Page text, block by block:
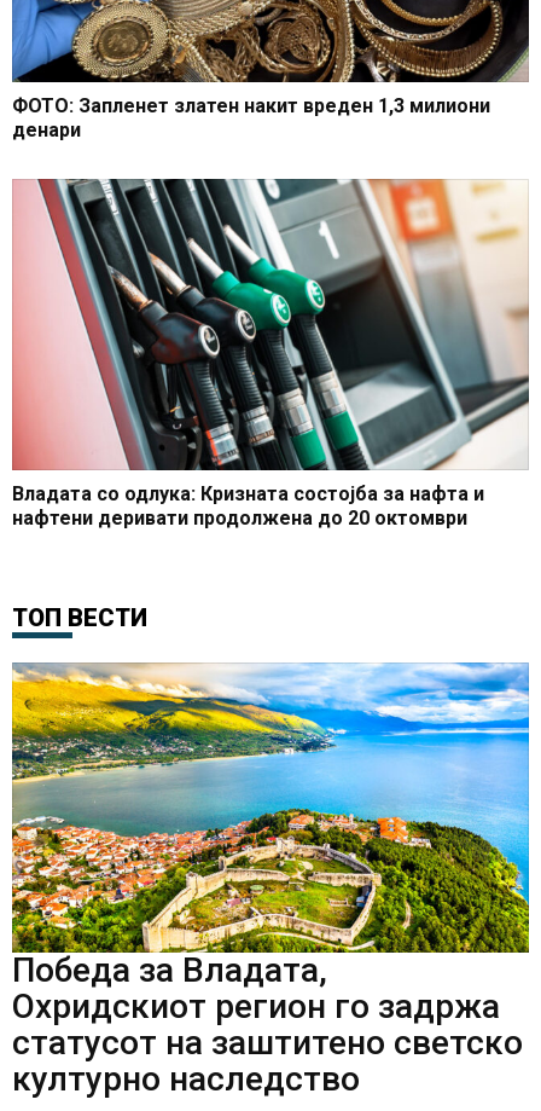
ФОТО: Запленет златен накит вреден 1,3 милиони
денари
Владата со одлука: Кризната состојба за нафта и
нафтени деривати продолжена до 20 октомври
ТОП ВЕСТИ
Победа за Владата,
Охридскиот регион го задржа
статусот на заштитено светско
културно наследство